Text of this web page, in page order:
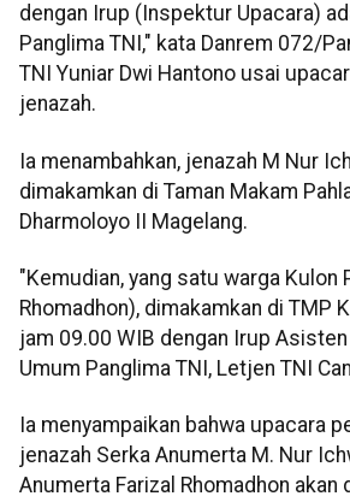
dengan Irup (Inspektur Upacara)
Panglima TNI," kata Danrem 072/
TNI Yuniar Dwi Hantono usai
jenazah.
Ia menambahkan, jenazah M Nur
dimakamkan di Taman Makam
Dharmoloyo II Magelang.
"Kemudian, yang satu warga Kulon
Rhomadhon), dimakamkan di TMP
jam 09.00 WIB dengan Irup
Umum Panglima TNI, Letjen TNI
Ia menyampaikan bahwa upacara
jenazah Serka Anumerta M. Nur
Anumerta Farizal Rhomadhon akan